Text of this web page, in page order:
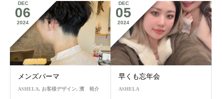
DEC
06
2024
メンズパーマ
ASHELA, お客様デザイン, 濱 裕介
DEC
05
2024
早くも忘年会
ASHELA